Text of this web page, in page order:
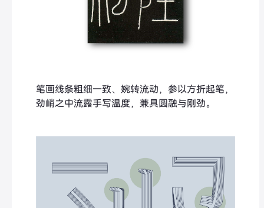
笔画线条粗细一致、婉转流动，参以方折起笔，
劲峭之中流露手写温度，兼具圆融与刚劲。